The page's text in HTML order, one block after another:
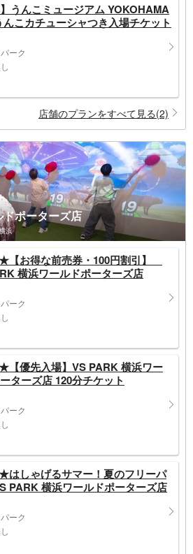
】うんこミュージアム YOKOHAMA
んこカチューシャつき入場チケット
ーク
店舗のプランをすべて見る(2)
ポーターズ店
浜
【お得な前売券・100円割引】
横浜ワールドポーターズ店
ーク
【優先入場】VS PARK 横浜ワー
ターズ店 120分チケット
ーク
はしゃげるサマー！夏のフリーパ
PARK 横浜ワールドポーターズ店
ーク